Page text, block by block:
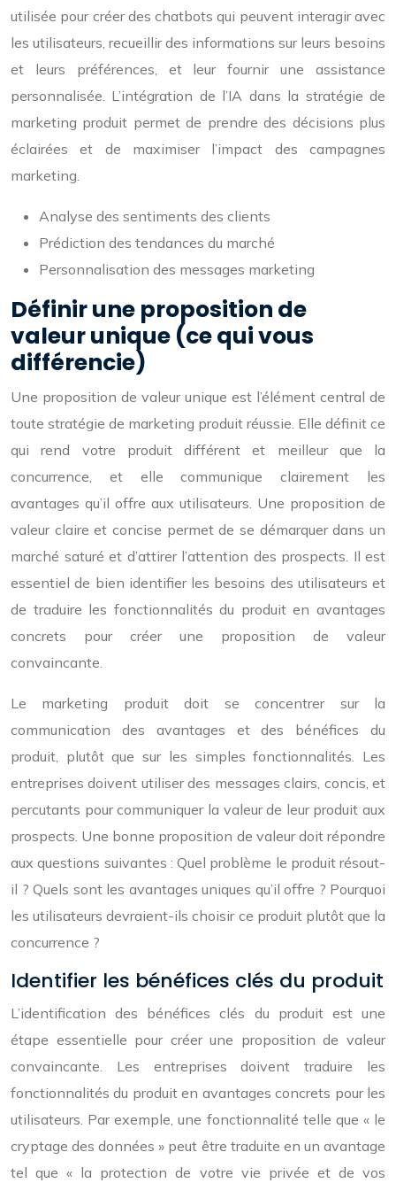
utilisée pour créer des chatbots qui peuvent interagir avec
les utilisateurs, recueillir des informations sur leurs besoins
et leurs préférences, et leur fournir une assistance
personnalisée. L’intégration de l’IA dans la stratégie de
marketing produit permet de prendre des décisions plus
éclairées et de maximiser l’impact des campagnes
marketing.
Analyse des sentiments des clients
Prédiction des tendances du marché
Personnalisation des messages marketing
Définir une proposition de
valeur unique (ce qui vous
différencie)
Une proposition de valeur unique est l’élément central de
toute stratégie de marketing produit réussie. Elle définit ce
qui rend votre produit différent et meilleur que la
concurrence, et elle communique clairement les
avantages qu’il offre aux utilisateurs. Une proposition de
valeur claire et concise permet de se démarquer dans un
marché saturé et d’attirer l’attention des prospects. Il est
essentiel de bien identifier les besoins des utilisateurs et
de traduire les fonctionnalités du produit en avantages
concrets pour créer une proposition de valeur
convaincante.
Le marketing produit doit se concentrer sur la
communication des avantages et des bénéfices du
produit, plutôt que sur les simples fonctionnalités. Les
entreprises doivent utiliser des messages clairs, concis, et
percutants pour communiquer la valeur de leur produit aux
prospects. Une bonne proposition de valeur doit répondre
aux questions suivantes : Quel problème le produit résout-
il ? Quels sont les avantages uniques qu’il offre ? Pourquoi
les utilisateurs devraient-ils choisir ce produit plutôt que la
concurrence ?
Identifier les bénéfices clés du produit
L’identification des bénéfices clés du produit est une
étape essentielle pour créer une proposition de valeur
convaincante. Les entreprises doivent traduire les
fonctionnalités du produit en avantages concrets pour les
utilisateurs. Par exemple, une fonctionnalité telle que « le
cryptage des données » peut être traduite en un avantage
tel que « la protection de votre vie privée et de vos